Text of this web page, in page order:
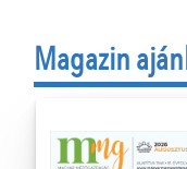
Magazin